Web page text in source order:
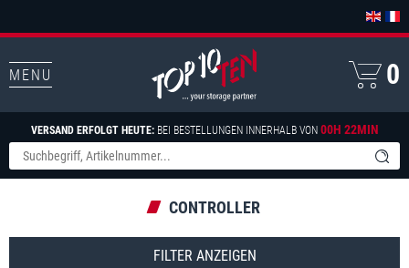
MENU
VERSAND ERFOLGT HEUTE:BEI BESTELLUNGEN INNERHALB VON 00H 22MIN
0
CONTROLLER
FILTER